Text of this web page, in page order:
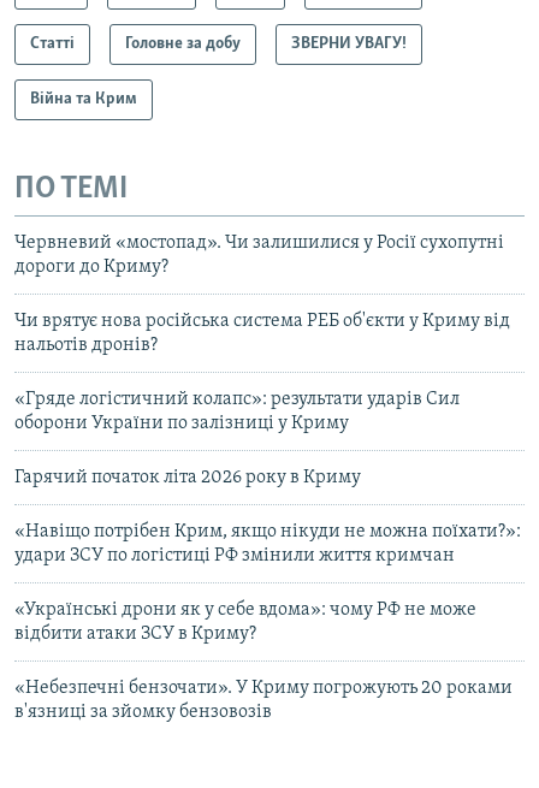
Статті Головне за добу ЗВЕРНИ УВАГУ!
Війна та Крим
ПО ТЕМІ
Червневий «мостопад». Чи залишилися у Росії сухопутні
дороги до Криму?
Чи врятує нова російська система РЕБ об'єкти у Криму від
нальотів дронів?
«Гряде логістичний колапс»: результати ударів Сил
оборони України по залізниці у Криму
Гарячий початок літа 2026 року в Криму
«Навіщо потрібен Крим, якщо нікуди не можна поїхати?»:
удари ЗСУ по логістиці РФ змінили життя кримчан
«Українські дрони як у себе вдома»: чому РФ не може
відбити атаки ЗСУ в Криму?
«Небезпечні бензочати». У Криму погрожують 20 роками
в'язниці за зйомку бензовозів